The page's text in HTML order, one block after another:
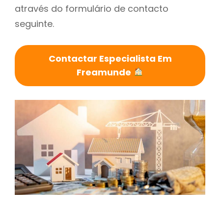
através do formulário de contacto
seguinte.
Contactar Especialista Em
Freamunde